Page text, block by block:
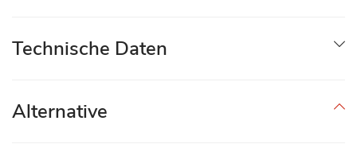
Technische Daten
Alternative